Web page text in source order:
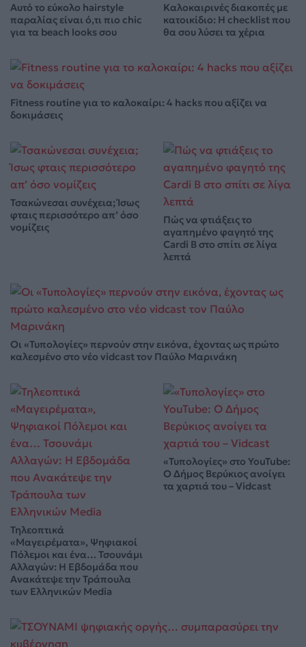
Αυτό το εύκολο hairstyle
παραλίας είναι ό,τι πιο chic
για τα beach looks σου
Καλοκαιρινές διακοπές με
κατοικίδιο: Η checklist που
θα σου λύσει τα χέρια
Fitness routine για το καλοκαίρι: 4 hacks που αξίζει να
δοκιμάσεις
Τσακώνεσαι συνέχεια; Ίσως
φταις περισσότερο απ’ όσο
νομίζεις
Πώς να φτιάξεις το
αγαπημένο φαγητό της
Cardi B στο σπίτι σε λίγα
λεπτά
Οι «Τυπολογίες» περνούν στην εικόνα, έχοντας ως πρώτο
καλεσμένο στο νέο vidcast τον Παύλο Μαρινάκη
Τηλεοπτικά
«Μαγειρέματα», Ψηφιακοί
Πόλεμοι και ένα… Τσουνάμι
Αλλαγών: Η Εβδομάδα που
Ανακάτεψε την Τράπουλα
των Ελληνικών Media
«Τυπολογίες» στο YouTube:
Ο Δήμος Βερύκιος ανοίγει
τα χαρτιά του – Vidcast